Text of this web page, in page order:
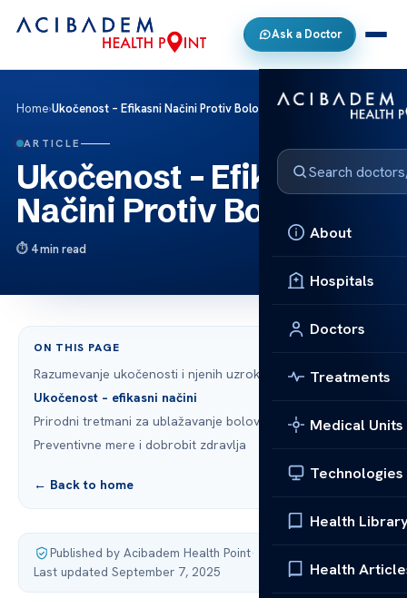
Ask a Doctor
About
Hospitals
Doctors
Treatments
Medical Units
Technologies
Health
Health
Home›Ukočenost – Efikasni Načini Protiv Bolova
ARTICLE
Ukočenost – Efikasni
Načini Protiv Bolova
4 min read
ON THIS PAGE
Razumevanje ukočenosti i njenih uzroka
Ukočenost – efikasni načini
Prirodni tretmani za ublažavanje bolova
Preventivne mere i dobrobit zdravlja
← Back to home
Published by Acibadem Health Point·
Last updated September 7, 2025